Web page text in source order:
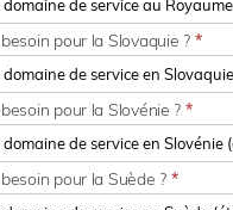
pour la Slovaquie ? *
pour la Slovénie ? *
pour la Suède ? *